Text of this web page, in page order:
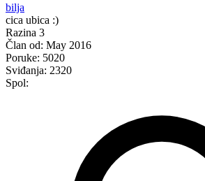
bilja
cica ubica :)
Razina 3
Član od: May 2016
Poruke: 5020
Sviđanja: 2320
Spol: